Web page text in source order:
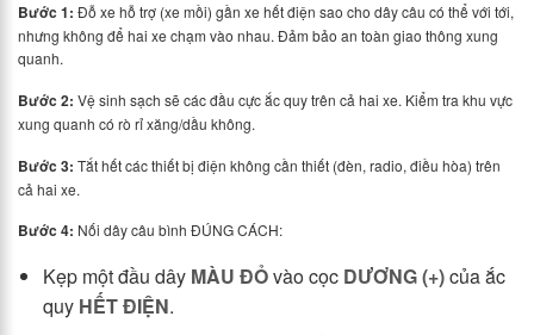
Bước 1: Đỗ xe hỗ trợ (xe mồi) gần xe hết điện sao cho dây câu có thể với tới,
nhưng không để hai xe chạm vào nhau. Đảm bảo an toàn giao thông xung
quanh.
Bước 2: Vệ sinh sạch sẽ các đầu cực ắc quy trên cả hai xe. Kiểm tra khu vực
xung quanh có rò rỉ xăng/dầu không.
Bước 3: Tắt hết các thiết bị điện không cần thiết (đèn, radio, điều hòa) trên
cả hai xe.
Bước 4: Nối dây câu bình ĐÚNG CÁCH:
Kẹp một đầu dây MÀU ĐỎvào cọc DƯƠNG (+)của ắc
quy HẾT ĐIỆN.